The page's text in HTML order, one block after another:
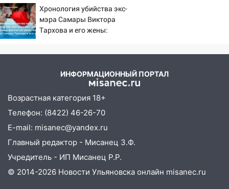
12:37
Переезжал «зебру» на
велосипеде и попал под колеса
12:18
Вспыхнул изнутри: в
В Засвияжье под колёса авто
попал мужчина
11:17 В Радищевском районе сгорели
хозяйственные постройки
11:00 В Канадее горел жилой дом
10:18 Губернатор Ульяновской области:
уничтожено четыре беспилотника в
регионе
Хронология убийства экс-
мэра Самары Виктора
Тархова и его жены:
ИНФОРМАЦИОННЫЙ ПОРТАЛ
Возрастная категория 18+
Телефон: (8422) 46-26-70
E-mail: misanec@yandex.ru
Главный редактор - Мисанец З.Ф.
Учредитель - ИП Мисанец Р.Р.
© 2014-2026 Новости Ульяновска онлайн misanec.ru